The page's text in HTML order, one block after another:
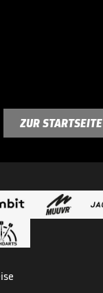
ZUR STARTSEITE